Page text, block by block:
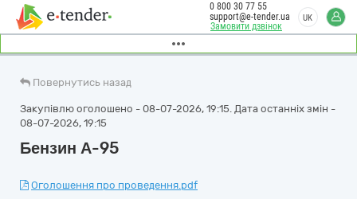
Замовити дзвінок
0 800 30 77 55
support@e-tender.ua
UK
Повернутись назад
Закупівлю оголошено - 08-07-2026, 19:15. Дата останніх змін -
08-07-2026, 19:15
Бензин А-95
Оголошення про проведення.pdf